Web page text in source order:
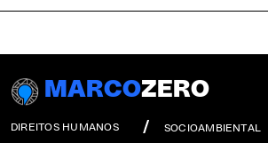
MARCOZERO
DIREITOS HUMANOS SOCIOAMBIENTAL